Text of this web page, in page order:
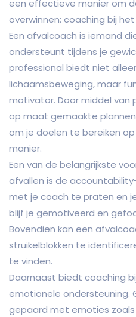
een effectieve manier om
overwinnen: coaching bij
Een afvalcoach is iemand
ondersteunt tijdens je
professional biedt niet
lichaamsbeweging, maar
motivator. Door middel van
op maat gemaakte
om je doelen te bereiken
manier.
Een van de belangrijkste
afvallen is de
met je coach te praten en
blijf je gemotiveerd en
Bovendien kan een
struikelblokken te
te vinden.
Daarnaast biedt coaching
emotionele ondersteuning.
gepaard met emoties